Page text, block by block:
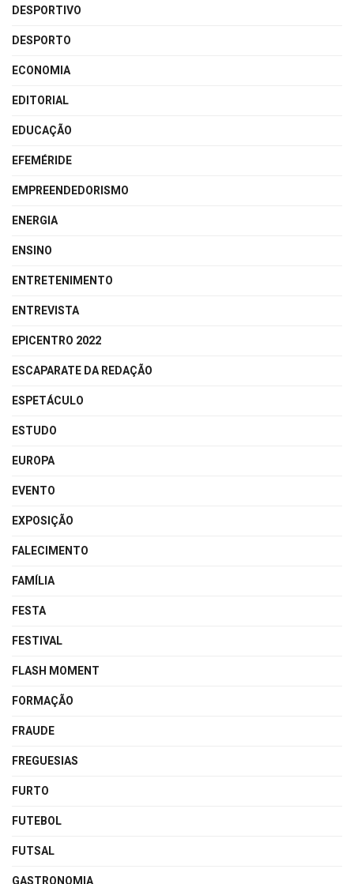
DESPORTIVO
DESPORTO
ECONOMIA
EDITORIAL
EDUCAÇÃO
EFEMÉRIDE
EMPREENDEDORISMO
ENERGIA
ENSINO
ENTRETENIMENTO
ENTREVISTA
EPICENTRO 2022
ESCAPARATE DA REDAÇÃO
ESPETÁCULO
ESTUDO
EUROPA
EVENTO
EXPOSIÇÃO
FALECIMENTO
FAMÍLIA
FESTA
FESTIVAL
FLASH MOMENT
FORMAÇÃO
FRAUDE
FREGUESIAS
FURTO
FUTEBOL
FUTSAL